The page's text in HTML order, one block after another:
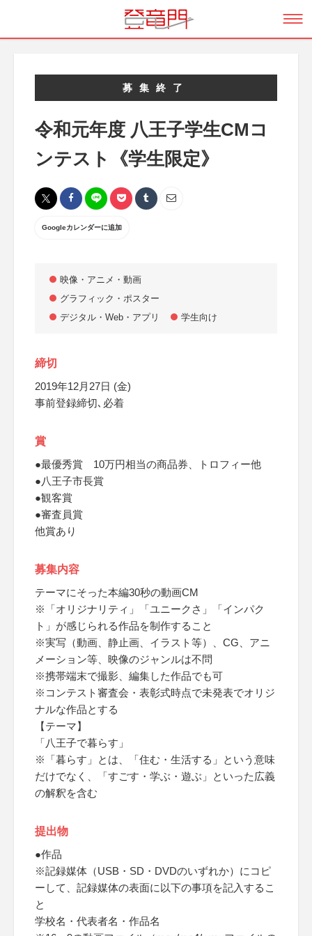
募集終了
令和元年度 八王子学生CMコ
ンテスト《学生限定》
Googleカレンダーに追加
映像・アニメ・動画
グラフィック・ポスター
デジタル・Web・アプリ
学生向け
締切
2019年12月27日 (金)
事前登録締切､必着
賞
●最優秀賞 10万円相当の商品券、トロフィー他
●八王子市長賞
●観客賞
●審査員賞
他賞あり
募集内容
テーマにそった本編30秒の動画CM
※「オリジナリティ」「ユニークさ」「インパク
ト」が感じられる作品を制作すること
※実写（動画、静止画、イラスト等）、CG、アニ
メーション等、映像のジャンルは不問
※携帯端末で撮影、編集した作品でも可
※コンテスト審査会・表彰式時点で未発表でオリジ
ナルな作品とする
【テーマ】
「八王子で暮らす」
※「暮らす」とは、「住む・生活する」という意味
だけでなく、「すごす・学ぶ・遊ぶ」といった広義
の解釈を含む
提出物
●作品
※記録媒体（USB・SD・DVDのいずれか）にコピ
ーして、記録媒体の表面に以下の事項を記入するこ
と
学校名・代表者名・作品名